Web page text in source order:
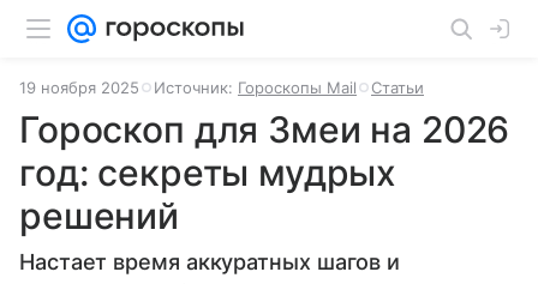
19 ноября 2025 Источник: Гороскопы Mail Статьи
Гороскоп для Змеи на 2026
год: секреты мудрых
решений
Настает время аккуратных шагов и